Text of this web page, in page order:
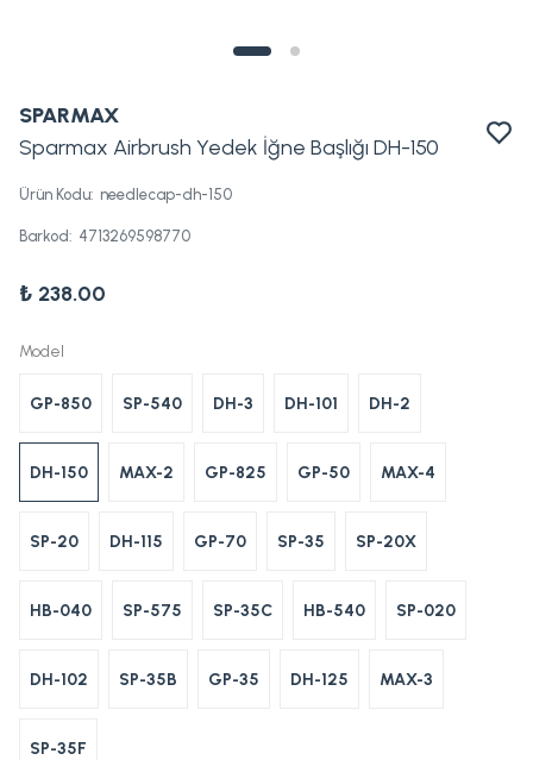
SPARMAX
Sparmax Airbrush Yedek İğne Başlığı DH-150
Ürün Kodu: needlecap-dh-150
Barkod: 4713269598770
₺ 238.00
Model
GP-850 SP-540 DH-3 DH-101 DH-2
DH-150 MAX-2 GP-825 GP-50 MAX-4
SP-20 DH-115 GP-70 SP-35 SP-20X
HB-040 SP-575 SP-35C HB-540 SP-020
DH-102 SP-35B GP-35 DH-125 MAX-3
SP-35F